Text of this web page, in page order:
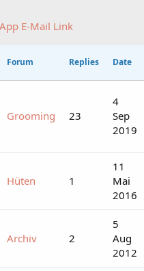
E-Mail Link
Forum Replies Date
Grooming 23
4
Sep
2019
Hüten 1
11
Mai
2016
Archiv 2
5
Aug
2012